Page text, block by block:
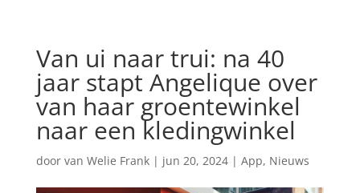
Van ui naar trui: na 40
jaar stapt Angelique over
van haar groentewinkel
naar een kledingwinkel
door van Welie Frank| jun 20, 2024| App, Nieuws